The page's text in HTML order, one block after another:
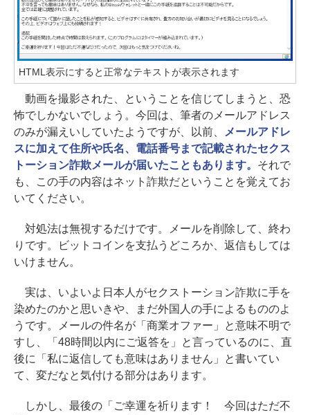
HTML表示にすると正常なテキストが表示されます
動画を撮影された、ということを信じてしまうと、恐
怖でしかないでしょう。今回は、筆者のメールアドレス
のみが漏えいしていたようですが、以前、
メールアドレ
スに加えて住所や氏名、電話番号まで記載されたセクス
トーション詐欺メールが届いたこともあります。 それで
も、この手の内容はネット詐欺だということを覚えてお
いてください。
対処法は無視するだけです。メールを削除して、終わ
りです。ビットコインを支払うどころか、返信もしては
いけません。
実は、いよいよ日本人がセクストーション詐欺に手を
染めたのかと思いきや、まだ外国人の手によるもののよ
うです。メールの件名が「商業オファー」と意味不明で
すし、「48時間以内にご返答を」と言っているのに、直
後に「私に返信しても意味はありません」と書いてい
て、変だなと気付ける部分はあります。
しかし、最後の「ご幸運を祈ります！ 今回はただ不